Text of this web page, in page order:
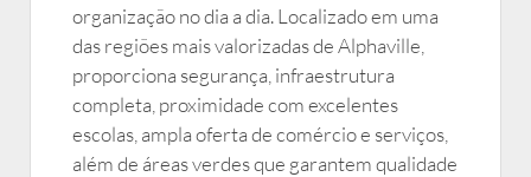
organização no dia a dia. Localizado em uma
das regiões mais valorizadas de Alphaville,
proporciona segurança, infraestrutura
completa, proximidade com excelentes
escolas, ampla oferta de comércio e serviços,
além de áreas verdes que garantem qualidade